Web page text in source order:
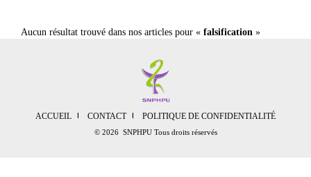
Aucun résultat trouvé dans nos articles pour « falsification »
ACCUEIL CONTACT POLITIQUE DE CONFIDENTIALITÉ
© 2026 SNPHPU Tous droits réservés